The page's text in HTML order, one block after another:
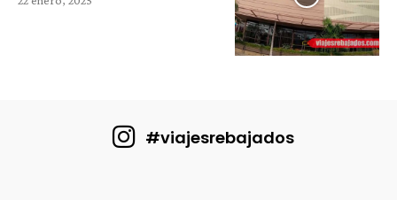
#viajesrebajados